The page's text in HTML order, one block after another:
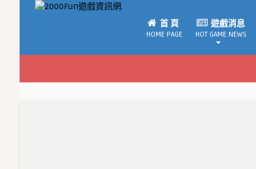
首 頁
HOME PAGE
遊戲消息
HOT GAME NEWS